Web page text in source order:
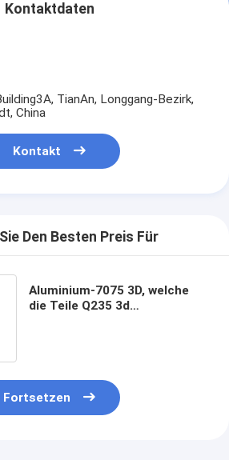
Kontaktdaten
TianAn, Longgang-Bezirk,
China
Kontakt
Den Besten Preis Für
Aluminium-7075 3D, welche
die Teile Q235 3d
Fortsetzen